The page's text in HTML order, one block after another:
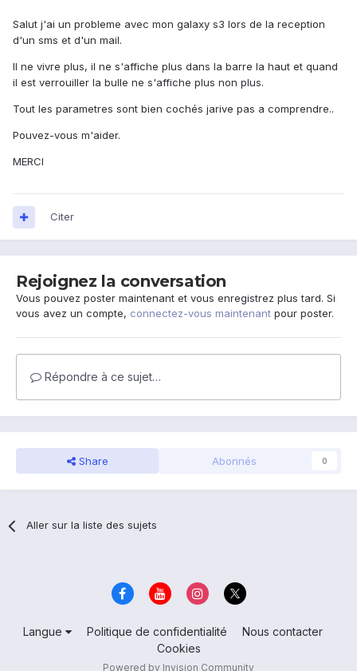
Salut j'ai un probleme avec mon galaxy s3 lors de la reception
d'un sms et d'un mail.
Il ne vivre plus, il ne s'affiche plus dans la barre la haut et quand
il est verrouiller la bulle ne s'affiche plus non plus.
Tout les parametres sont bien cochés jarive pas a comprendre..
Pouvez-vous m'aider.
MERCI
Citer
Rejoignez la conversation
Vous pouvez poster maintenant et vous enregistrez plus tard. Si
vous avez un compte, connectez-vous maintenant pour poster.
Répondre à ce sujet…
Share Abonnés 0
Aller sur la liste des sujets
Langue Politique de confidentialité
Nous contacter
Cookies
Powered by Invision Community